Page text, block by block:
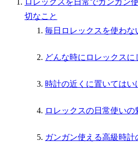
切なこと
毎日ロレックスを使わな
どんな時にロレックスに
時計の近くに置いてはい
ロレックスの日常使いの
ガンガン使える高級時計